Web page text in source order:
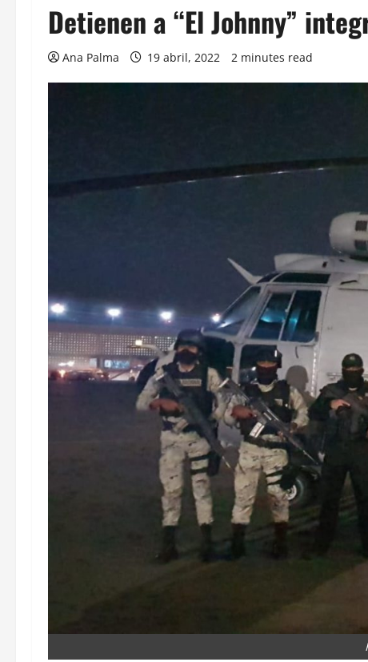
Detienen a “El Johnny”
Ana Palma 19 abril, 2022 2 minutes read